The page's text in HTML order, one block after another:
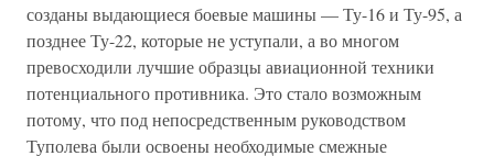
созданы выдающиеся боевые машины — Ту-16 и Ту-95, а
позднее Ту-22, которые не уступали, а во многом
превосходили лучшие образцы авиационной техники
потенциального противника. Это стало возможным
потому, что под непосредственным руководством
Туполева были освоены необходимые смежные